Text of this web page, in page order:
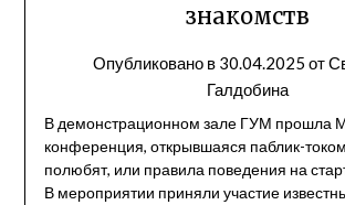
знакомств
Опубликовано в 30.04.2025 от
Галдобина
В демонстрационном зале ГУМ прошла
конференция, открывшаяся паблик-
полюбят, или правила поведения на
В мероприятии приняли участие